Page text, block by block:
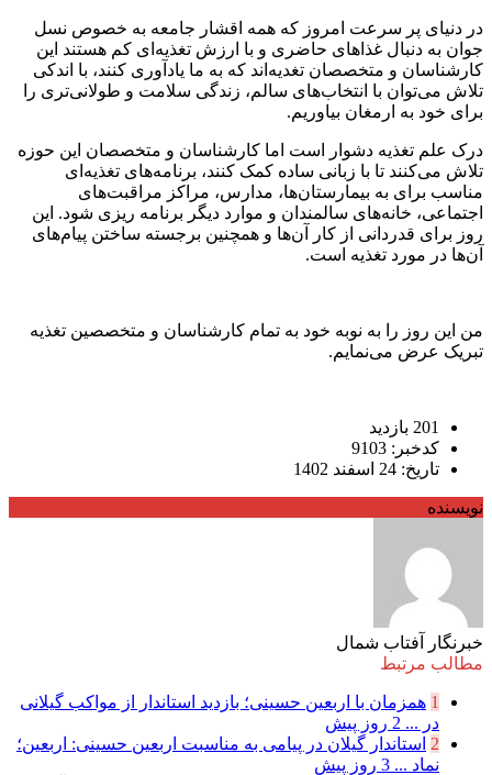
در دنیای پر سرعت امروز که همه اقشار جامعه به خصوص نسل
جوان به دنبال غذاهای حاضری و با ارزش تغذیه‌ای کم هستند این
کارشناسان و متخصصان تغدیه‌اند که به ما یادآوری کنند، با اندکی
تلاش می‌توان با انتخاب‌های سالم، زندگی سلامت و طولانی‌تری را
برای خود به ارمغان بیاوریم.
درک علم تغذیه دشوار است اما کارشناسان و متخصصان این حوزه
تلاش می‌کنند تا با زبانی ساده کمک کنند، برنامه‌های تغذیه‌ای
مناسب برای به بیمارستان‌ها، مدارس، مراکز مراقبت‌های
اجتماعی، خانه‌های سالمندان و موارد دیگر برنامه ریزی شود. این
روز برای قدردانی از کار آن‌ها و همچنین برجسته ساختن پیام‌های
آن‌ها در مورد تغذیه است.
من این روز را به نوبه خود به تمام کارشناسان و متخصصین تغذیه
تبریک عرض می‌نمایم.
201 بازدید
کدخبر: 9103
تاریخ: 24 اسفند 1402
نویسنده
خبرنگار آفتاب شمال
مطالب مرتبط
1 همزمان با اربعین حسینی؛ بازدید استاندار از مواکب گیلانی
در ... 2 روز پیش
2 استاندار گیلان در پیامی به مناسبت اربعین حسینی: اربعین؛
نماد ... 3 روز پیش